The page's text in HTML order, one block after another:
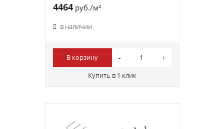
4464руб./м²
в наличии
В корзину
Купить в 1 клик